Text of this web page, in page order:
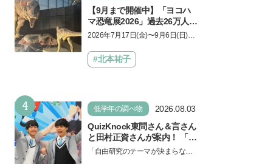
【9月まで開催中】「ヨコハ
マ恐竜展2026」過去26万人を
動員した恐竜展が9年ぶりに
しむポイントを完全ガイド
2026年7月17日(金)〜9月6日(日)、
「ヨコハマ恐竜展2026〜恐竜の食
卓大図鑑〜」が開催…
#北本祐子
4 低学年の調べ物
2026.08.03
QuizKnock東問さん＆言さん
と田村正資さんが案内！ 「よ
みうりランド」で遊びながら
「自由研究のテーマが決まらな